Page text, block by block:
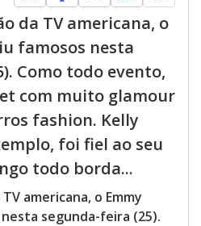
da TV americana, o
famosos nesta
Como todo evento,
com muito glamour
fashion. Kelly
foi fiel ao seu
todo borda...
americana, o Emmy
segunda-feira (25).